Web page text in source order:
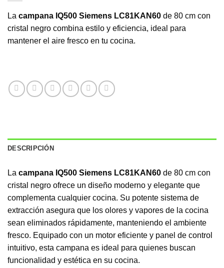
La campana IQ500 Siemens LC81KAN60 de 80 cm con
cristal negro combina estilo y eficiencia, ideal para
mantener el aire fresco en tu cocina.
DESCRIPCIÓN
La campana IQ500 Siemens LC81KAN60 de 80 cm con
cristal negro ofrece un diseño moderno y elegante que
complementa cualquier cocina. Su potente sistema de
extracción asegura que los olores y vapores de la cocina
sean eliminados rápidamente, manteniendo el ambiente
fresco. Equipado con un motor eficiente y panel de control
intuitivo, esta campana es ideal para quienes buscan
funcionalidad y estética en su cocina.